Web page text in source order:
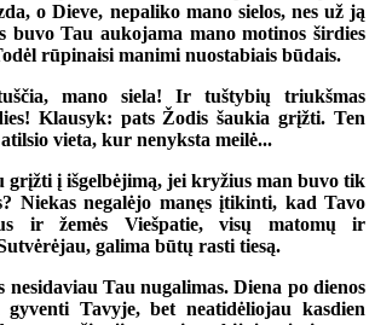
o Dieve, nepaliko mano sielos, nes už ją
buvo Tau aukojama mano motinos širdies
rūpinaisi manimi nuostabiais būdais.
mano siela! Ir tuštybių triukšmas
Klausyk: pats Žodis šaukia grįžti. Ten
vieta, kur nenyksta meilė...
grįžti į išgelbėjimą, jei kryžius man buvo tik
Niekas negalėjo manęs įtikinti, kad Tavo
ir žemės Viešpatie, visų matomų ir
galima būtų rasti tiesą.
nesidaviau Tau nugalimas. Diena po dienos
Tavyje, bet neatidėliojau kasdien